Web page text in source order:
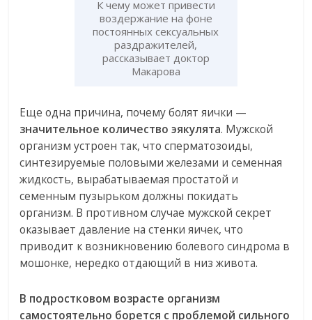
К чему может привести
воздержание на фоне
постоянных сексуальных
раздражителей,
рассказывает доктор
Макарова
Еще одна причина, почему болят яички —
значительное количество эякулята. Мужской
организм устроен так, что сперматозоиды,
синтезируемые половыми железами и семенная
жидкость, вырабатываемая простатой и
семенным пузырьком должны покидать
организм. В противном случае мужской секрет
оказывает давление на стенки яичек, что
приводит к возникновению болевого синдрома в
мошонке, нередко отдающий в низ живота.
В подростковом возрасте организм
самостоятельно борется с проблемой сильного